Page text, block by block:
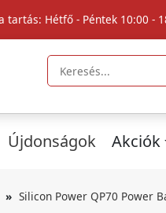
tartás: Hétfő - Péntek 10:00 -
Újdonságok Akciók
Silicon Power QP70 Power